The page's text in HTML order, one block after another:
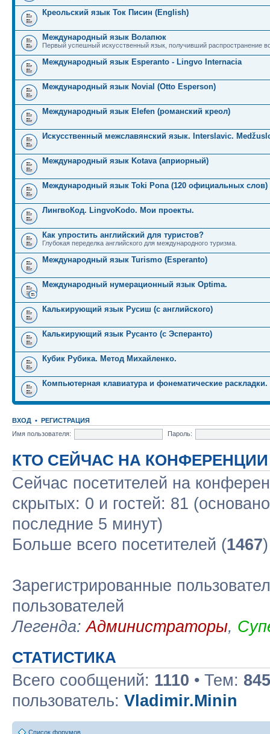
Креольский язык Ток Писин (English)
Международный язык Волапюк
Первый успешный искусственный язык, получивший распространение
Международный язык Esperanto - Lingvo Internacia
Международный язык Novial (Otto Esperson)
Международный язык Elefen (романский креол)
Искусственный межславянский язык. Interslavic.
Международный язык Kotava (априорный)
Международный язык Toki Pona (120 официальных слов)
ЛингвоКод. LingvoKodo. Мои проекты.
Как упростить английский для туристов?
Глубокая переделка английского для международного туризма.
Международный язык Turismo (Esperanto)
Международный нумерационный язык Optima.
Калькирующий язык Русиш (с английского)
Калькирующий язык Русанто (с Эсперанто)
Кубик Рубика. Метод Михайленко.
Компьютерная клавиатура и фонематические раскладки.
ВХОД • РЕГИСТРАЦИЯ
Имя пользователя:
Пароль:
КТО СЕЙЧАС НА КОНФЕРЕНЦИИ
Сейчас посетителей на
скрытых: 0 и гостей: 81
последние 5 минут)
Больше всего посетителей (1467
Зарегистрированные
пользователей
Легенда:Администраторы,
СТАТИСТИКА
Всего сообщений: 1110 • Тем: 845
пользователь: Vladimir.Minin
Список форумов